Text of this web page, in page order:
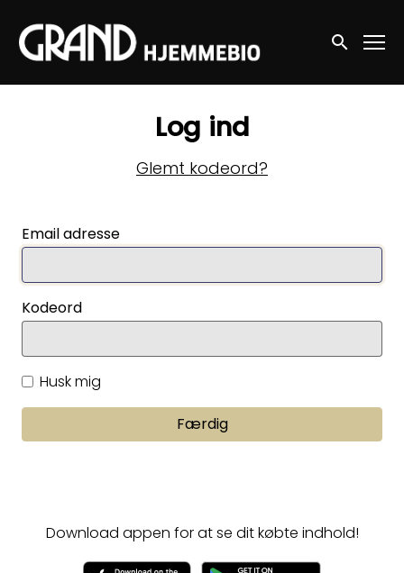
Accessibility Links
Søg nu
Log ind
Glemt kodeord?
Email adresse
Kodeord
Husk mig
Færdig
Download appen for at se dit købte indhold!